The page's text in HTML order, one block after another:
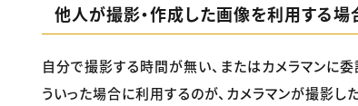
他人が撮影・作成した画像を利用する場
自分で撮影する時間が無い、またはカメラマンに
ういった場合に利用するのが、カメラマンが撮影し